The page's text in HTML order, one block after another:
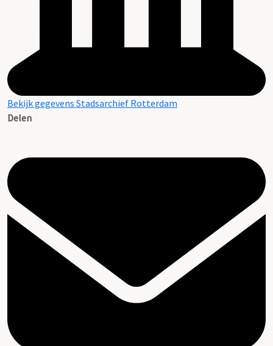
Bekijk gegevens Stadsarchief Rotterdam
Delen